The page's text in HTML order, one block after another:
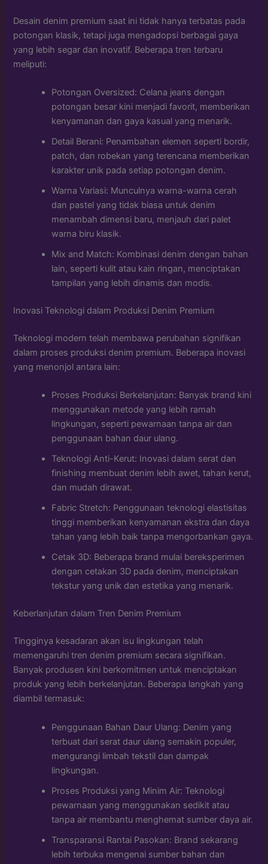
Desain denim premium saat ini tidak hanya terbatas pada
potongan klasik, tetapi juga mengadopsi berbagai gaya
yang lebih segar dan inovatif. Beberapa tren terbaru
meliputi:
Potongan Oversized: Celana jeans dengan
potongan besar kini menjadi favorit, memberikan
kenyamanan dan gaya kasual yang menarik.
Detail Berani: Penambahan elemen seperti bordir,
patch, dan robekan yang terencana memberikan
karakter unik pada setiap potongan denim.
Warna Variasi: Munculnya warna-warna cerah
dan pastel yang tidak biasa untuk denim
menambah dimensi baru, menjauh dari palet
warna biru klasik.
Mix and Match: Kombinasi denim dengan bahan
lain, seperti kulit atau kain ringan, menciptakan
tampilan yang lebih dinamis dan modis.
Inovasi Teknologi dalam Produksi Denim Premium
Teknologi modern telah membawa perubahan signifikan
dalam proses produksi denim premium. Beberapa inovasi
yang menonjol antara lain:
Proses Produksi Berkelanjutan: Banyak brand kini
menggunakan metode yang lebih ramah
lingkungan, seperti pewarnaan tanpa air dan
penggunaan bahan daur ulang.
Teknologi Anti-Kerut: Inovasi dalam serat dan
finishing membuat denim lebih awet, tahan kerut,
dan mudah dirawat.
Fabric Stretch: Penggunaan teknologi elastisitas
tinggi memberikan kenyamanan ekstra dan daya
tahan yang lebih baik tanpa mengorbankan gaya.
Cetak 3D: Beberapa brand mulai bereksperimen
dengan cetakan 3D pada denim, menciptakan
tekstur yang unik dan estetika yang menarik.
Keberlanjutan dalam Tren Denim Premium
Tingginya kesadaran akan isu lingkungan telah
memengaruhi tren denim premium secara signifikan.
Banyak produsen kini berkomitmen untuk menciptakan
produk yang lebih berkelanjutan. Beberapa langkah yang
diambil termasuk:
Penggunaan Bahan Daur Ulang: Denim yang
terbuat dari serat daur ulang semakin populer,
mengurangi limbah tekstil dan dampak
lingkungan.
Proses Produksi yang Minim Air: Teknologi
pewarnaan yang menggunakan sedikit atau
tanpa air membantu menghemat sumber daya air.
Transparansi Rantai Pasokan: Brand sekarang
lebih terbuka mengenai sumber bahan dan